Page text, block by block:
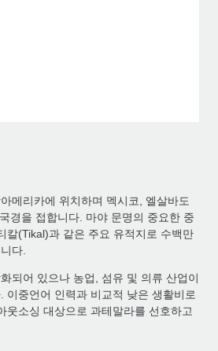
메리카에 위치하며 멕시코, 엘살바도
경을 접합니다. 마야 문명의 중요한 중
칼(Tikal)과 같은 주요 유적지로 수백만
다.
되어 있으나 농업, 섬유 및 의류 산업이
이중언어 인력과 비교적 낮은 생활비로
웃소싱 대상으로 과테말라를 선호하고